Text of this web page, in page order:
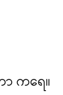
ကရေ။